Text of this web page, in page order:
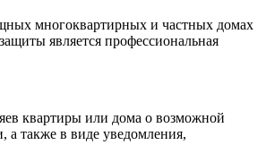
многоквартирных и частных домах
является профессиональная
квартиры или дома о возможной
а также в виде уведомления,